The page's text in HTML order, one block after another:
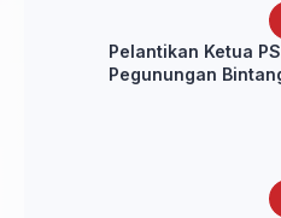
Pelantikan Ketua
Pegunungan